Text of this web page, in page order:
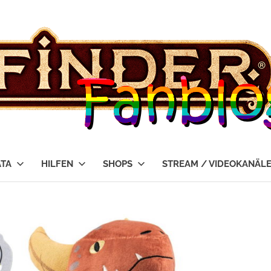
HILFEN SHOPS STREAM / VIDEOKANÄLE